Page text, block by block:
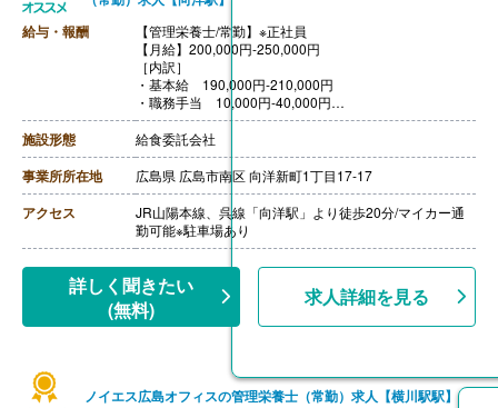
給与・報酬
【管理栄養士/常勤】※正社員
【月給】200,000円-250,000円
［内訳］
・基本給 190,000円-210,000円
・職務手当 10,000円-40,000円
［その他手当］
・皆勤手当 5,000円/月
・早出手当 100円/回
・扶養手当 10,000円/月
【賞与】年2回（計3.00ヶ月分）※前年度実績
【通勤手当】あり（上限45,000円/月）
【昇給】あり（1月あたり1,000円-2,000円）※前年度実
績
施設形態 給食委託会社
事業所所在地 広島県 広島市南区 向洋新町1丁目17-17
アクセス
JR山陽本線、呉線「向洋駅」より徒歩20分/マイカー通
勤可能※駐車場あり
詳しく聞きたい
(無料)
求人詳細を見る
ノイエス広島オフィスの管理栄養士（常勤）求人【横川駅駅】